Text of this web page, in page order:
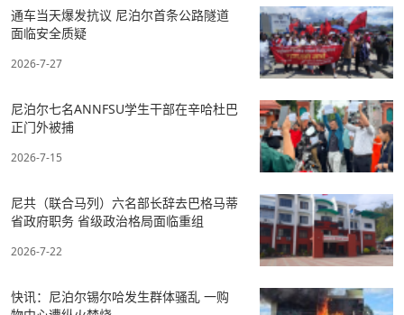
通车当天爆发抗议 尼泊尔首条公路隧道
面临安全质疑
2026-7-27
尼泊尔七名ANNFSU学生干部在辛哈杜巴
正门外被捕
2026-7-15
尼共（联合马列）六名部长辞去巴格马蒂
省政府职务 省级政治格局面临重组
2026-7-22
快讯：尼泊尔锡尔哈发生群体骚乱 一购